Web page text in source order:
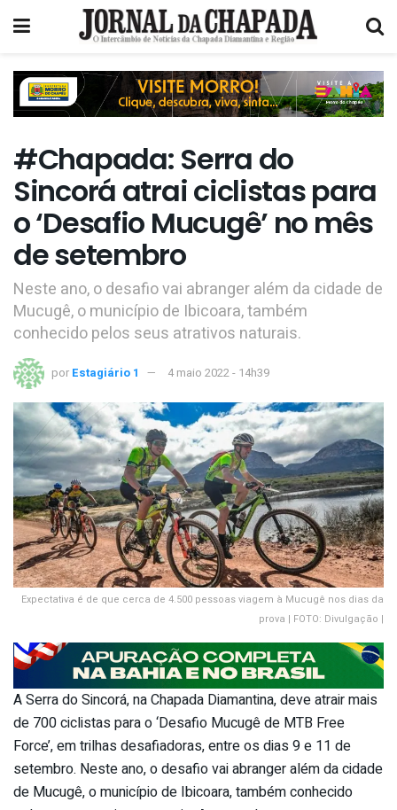
#Chapada: Serra do
Sincorá atrai ciclistas para
o ‘Desafio Mucugê’ no mês
de setembro
Neste ano, o desafio vai abranger além da cidade de
Mucugê, o município de Ibicoara, também
conhecido pelos seus atrativos naturais.
por Estagiário 1 4 maio 2022 - 14h39
Expectativa é de que cerca de 4.500 pessoas viagem à Mucugê nos dias da
prova | FOTO: Divulgação |
A Serra do Sincorá, na Chapada Diamantina, deve atrair mais
de 700 ciclistas para o ‘Desafio Mucugê de MTB Free
Force’, em trilhas desafiadoras, entre os dias 9 e 11 de
setembro. Neste ano, o desafio vai abranger além da cidade
de Mucugê, o município de Ibicoara, também conhecido